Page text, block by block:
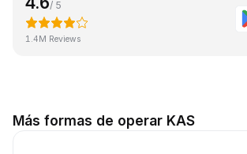
/ 5
1.4M Reviews
Más formas de operar KAS